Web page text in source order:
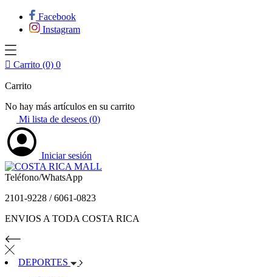
Facebook
Instagram
 Carrito (0) 0
Carrito
No hay más artículos en su carrito
Mi lista de deseos (0)
Iniciar sesión
Teléfono/WhatsApp
2101-9228 / 6061-0823
ENVIOS A TODA COSTA RICA
DEPORTES